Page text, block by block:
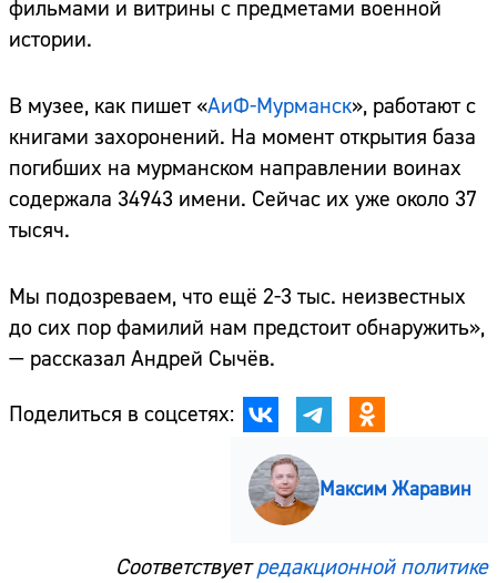
фильмами и витрины с предметами военной
истории.
В музее, как пишет «АиФ-Мурманск», работают с
книгами захоронений. На момент открытия база
погибших на мурманском направлении воинах
содержала 34943 имени. Сейчас их уже около 37
тысяч.
Мы подозреваем, что ещё 2-3 тыс. неизвестных
до сих пор фамилий нам предстоит обнаружить»,
— рассказал Андрей Сычёв.
Поделиться в соцсетях:
Максим Жаравин
Соответствуетредакционной политике